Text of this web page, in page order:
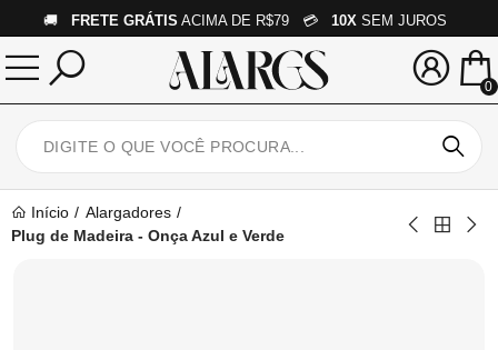
🚚 FRETE GRÁTIS ACIMA DE R$79 💳 10X SEM JUROS
0
Início
Alargadores
Plug de Madeira - Onça Azul e Verde